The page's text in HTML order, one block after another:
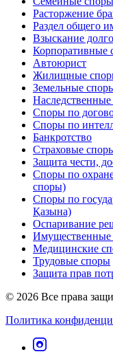
Расторжение
Раздел общего
Взыскание
Корпоративные
Автоюрист
Жилищные
Земельные
Споры по
Споры по
Банкротство
Страховые
Защита чести,
Споры по
споры)
Споры по
Қазына)
Оспаривание
Имущественные
Медицинские
Трудовые споры
Защита прав
© 2026 Все права
Политика